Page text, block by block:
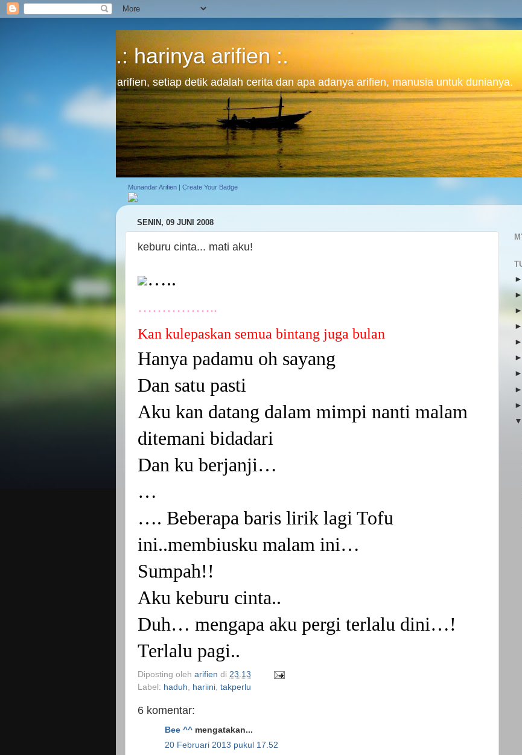
.: harinya arifien :.
arifien, setiap detik adalah cerita dan apa adanya arifien, manusia untuk dunianya.
Munandar Arifien | Create Your Badge
SENIN, 09 JUNI 2008
keburu cinta... mati aku!
…..
……………..
Kan kulepaskan semua bintang juga bulan
Hanya padamu oh sayang
Dan satu pasti
Aku kan datang dalam mimpi nanti malam
ditemani bidadari
Dan ku berjanji…
…
…. Beberapa baris lirik lagi Tofu
ini..membiusku malam ini…
Sumpah!!
Aku keburu cinta..
Duh… mengapa aku pergi terlalu dini…!
Terlalu pagi..
Diposting oleh arifien di 23.13
Label: haduh hariini takperlu
6 komentar:
Bee ^^ mengatakan...
20 Februari 2013 pukul 17.52